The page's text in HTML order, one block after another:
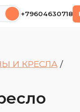
+79604630718
И КРЕСЛА /